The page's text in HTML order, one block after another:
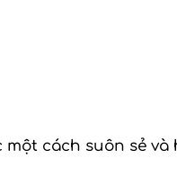
cách suôn sẻ